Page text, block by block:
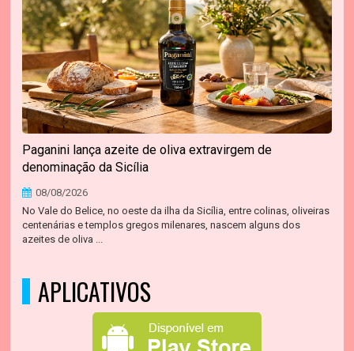
Paganini lança azeite de oliva extravirgem de
denominação da Sicília
08/08/2026
No Vale do Belice, no oeste da ilha da Sicília, entre colinas, oliveiras
centenárias e templos gregos milenares, nascem alguns dos
azeites de oliva ...
APLICATIVOS